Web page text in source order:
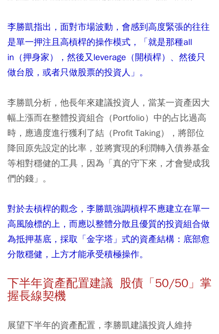
李勝凱指出，面對市場波動，會感到高度緊張的往往
是單一押注且高槓桿的操作模式，「就是那種all
in（押身家），然後又leverage（開槓桿）、然後只
做台股，或者只做股票的投資人」。
李勝凱分析，他長年來建議投資人，當某一資產因大
幅上漲而在整體投資組合（Portfolio）中的占比過高
時，應適度進行獲利了結（Profit Taking），將部位
降回原先設定的比率，並將實現的利潤轉入債券基金
等相對穩健的工具，因為「真的守下來，才會變成我
們的錢」。
對於去槓桿的觀念，李勝凱強調槓桿不應建立在單一
高風險標的上，而應以整體分散且優質的投資組合做
為抵押基底，採取「金字塔」式的資產結構：底部愈
分散穩健，上方才能承受積極操作。
下半年資產配置建議 股債「50/50」掌
握長線契機
展望下半年的資產配置，李勝凱建議投資人維持